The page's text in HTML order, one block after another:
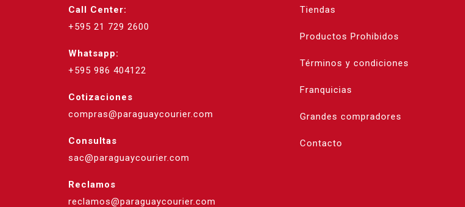
Call Center:
+595 21 729 2600
Whatsapp:
+595 986 404122
Cotizaciones
compras@paraguaycourier.com
Consultas
sac@paraguaycourier.com
Reclamos
reclamos@paraguaycourier.com
Tiendas
Productos Prohibidos
Términos y condiciones
Franquicias
Grandes compradores
Contacto